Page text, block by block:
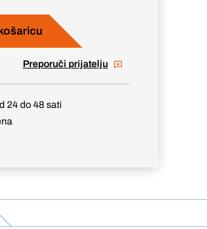
Preporuči prijatelju
24 do 48 sati